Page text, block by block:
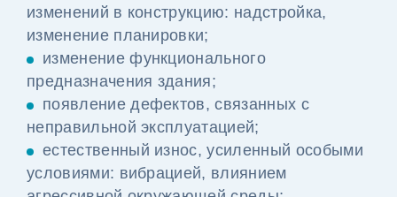
изменений в конструкцию: надстройка,
изменение планировки;
изменение функционального
предназначения здания;
появление дефектов, связанных с
неправильной эксплуатацией;
естественный износ, усиленный особыми
условиями: вибрацией, влиянием